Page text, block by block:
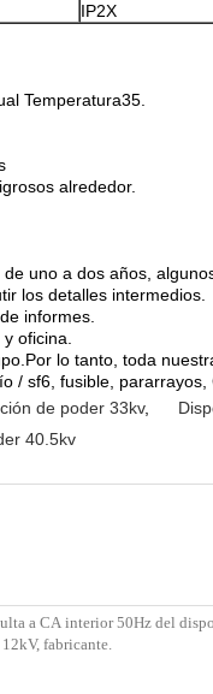
IP2X
Temperatura35.
alrededor.
uno a dos años,
los detalles intermedios.
informes.
oficina.
lo tanto, toda
/ sf6, fusible, pararrayos,
de poder 33kv,
40.5kv